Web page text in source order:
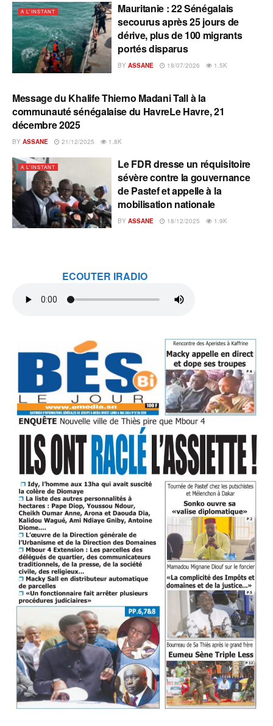
A L'INSTANT
Mauritanie : 22 Sénégalais
secourus après 25 jours de
dérive, plus de 100 migrants
portés disparus
BY ASSANE 18/07/2026 1.5K
A L'INSTANT
Message du Khalife Thierno Madani Tall à la
communauté sénégalaise du HavreLe Havre, 21
décembre 2025
BY ASSANE 21/12/2025 1.8K
A L'INSTANT
Le FDR dresse un réquisitoire
sévère contre la gouvernance
de Pastef et appelle à la
mobilisation nationale
BY ASSANE 18/12/2025 1.9K
ECOUTER IRADIO